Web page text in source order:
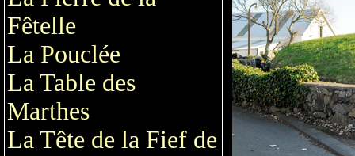
Fêtelle
La Pouclée
La Table des
Marthes
La Tête de la Fief de